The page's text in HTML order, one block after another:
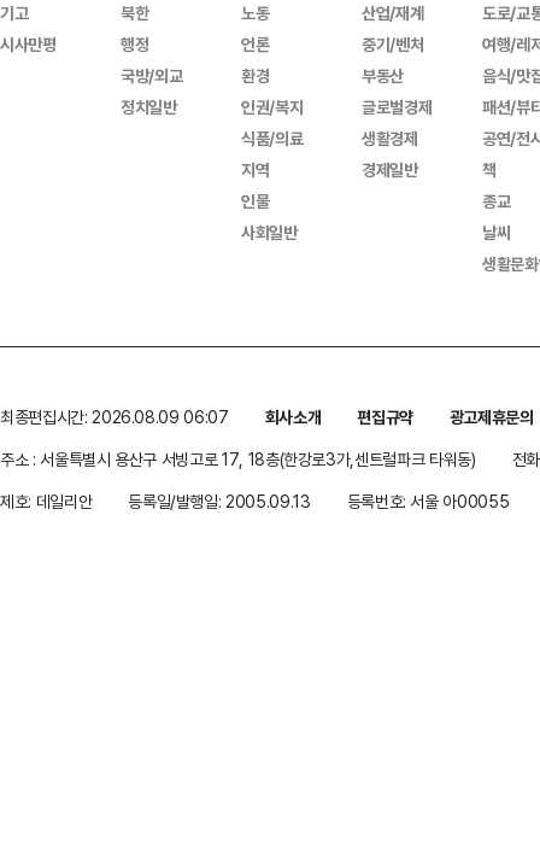
기고
시사만평
북한
행정
국방/외교
정치일반
노동
언론
환경
인권/복지
식품/의료
지역
인물
사회일반
산업/재계
중기/벤처
부동산
글로벌경제
생활경제
경제일반
도로/교
여행/레
음식/맛
패션/뷰
공연/전
책
종교
날씨
생활문
최종편집시간: 2026.08.09 06:07 회사소개 편집규약
광고제휴문의
주소 : 서울특별시 용산구 서빙고로 17, 18층(한강로3가,센트럴파크 타워동)
전
제호: 데일리안
등록일/발행일: 2005.09.13 등록번호: 서울 아00055